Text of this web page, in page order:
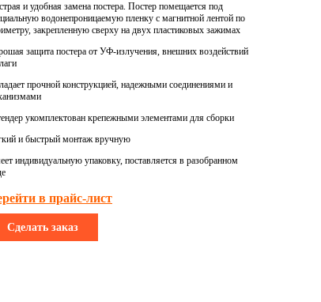
и удобная замена постера. Постер помещается под
водонепроницаемую пленку с магнитной лентой по
закрепленную сверху на двух пластиковых зажимах
защита постера от УФ-излучения, внешних воздействий
прочной конструкцией, надежными соединениями и
укомплектован крепежными элементами для сборки
и быстрый монтаж вручную
индивидуальную упаковку, поставляется в разобранном
в прайс-лист
Сделать заказ